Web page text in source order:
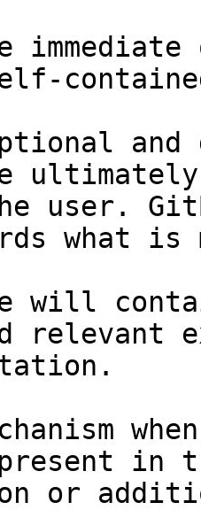
and
user.
what
will
relevant
in
or